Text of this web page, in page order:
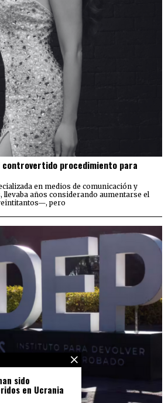
controvertido procedimiento para
en medios de comunicación y
llevaba años considerando aumentarse el
pero
sido
en Ucrania